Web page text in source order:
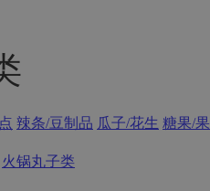
辣条/豆制品 瓜子/花生 糖果/
火锅丸子类